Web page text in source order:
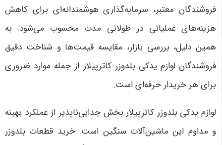
فروشندگان معتبر، سرمایه‌گذاری هوشمندانه‌ای برای کاهش
هزینه‌های عملیاتی در طولانی مدت محسوب می‌شود. به
همین دلیل، بررسی بازار، مقایسه قیمت‌ها و شناخت دقیق
فروشندگان لوازم یدکی بلدوزر کاترپیلار از جمله موارد ضروری
برای هر خریدار حرفه‌ای است.
لوازم یدکی بلدوزر کاترپیلار بخش جدایی‌ناپذیر از عملکرد بهینه
و مداوم این ماشین‌آلات سنگین است. خرید قطعات بلدوزر